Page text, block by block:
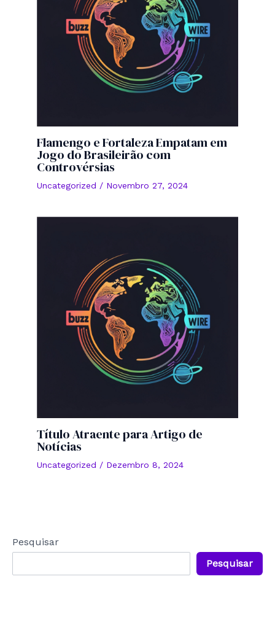
Flamengo e Fortaleza Empatam em
Jogo do Brasileirão com
Controvérsias
Uncategorized / Novembro 27, 2024
Título Atraente para Artigo de
Notícias
Uncategorized / Dezembro 8, 2024
Pesquisar
Pesquisar